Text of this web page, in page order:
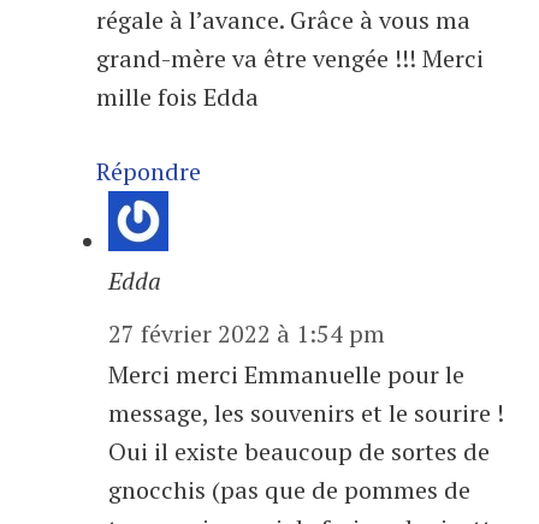
régale à l’avance. Grâce à vous ma
grand-mère va être vengée !!! Merci
mille fois Edda
Répondre
Edda
27 février 2022 à 1:54 pm
Merci merci Emmanuelle pour le
message, les souvenirs et le sourire !
Oui il existe beaucoup de sortes de
gnocchis (pas que de pommes de